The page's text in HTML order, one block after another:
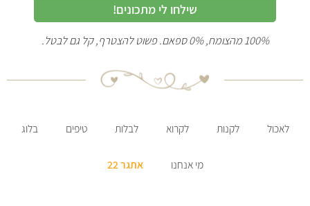
שילחו לי מתכונים!
100% מהצומח, 0% ספאם. פשוט להצטרף, קל גם לבטל.
לאכול לקנות לקרוא לבלות טיפים בלוג
מי אנחנו אתגר 22